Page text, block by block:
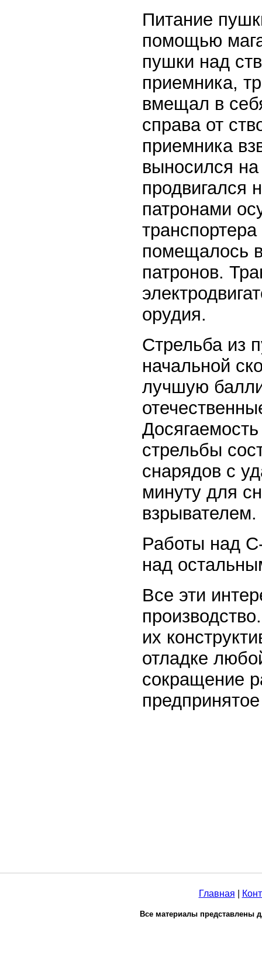
Питание
помощью
пушки над
приемника,
вмещал в
справа от
приемника
выносился
продвигался
патронами
помещалось
патронов.
орудия.
Стрельба из
начальной
лучшую
стрельбы
снарядов с
минуту для
взрывателем.
Работы над
над
Все эти
их
отладке
сокращение
Главная
Все материалы представлены